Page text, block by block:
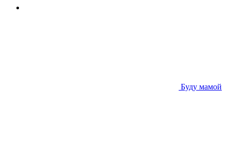
Буду мамой